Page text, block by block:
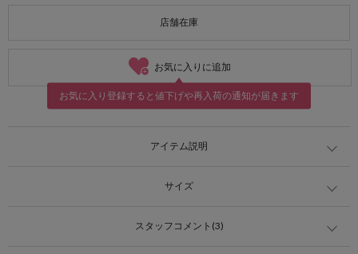
店舗在庫
お気に入りに追加
お気に入り登録すると値下げや再入荷の通知が届きます
アイテム説明
サイズ
スタッフコメント(3)